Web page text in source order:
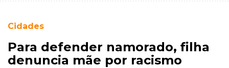
Cidades
Para defender namorado, filha
denuncia mãe por racismo